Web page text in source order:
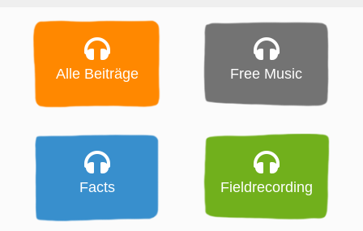
Alle Beiträge Free Music
Facts Fieldrecording